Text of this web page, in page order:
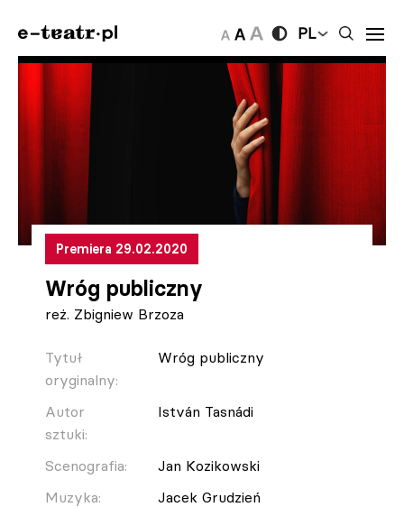
PL
Premiera 29.02.2020
Wróg publiczny
reż. Zbigniew Brzoza
Tytuł
oryginalny:
Wróg publiczny
Autor
sztuki:
István Tasnádi
Scenografia:
Jan Kozikowski
Muzyka:
Jacek Grudzień